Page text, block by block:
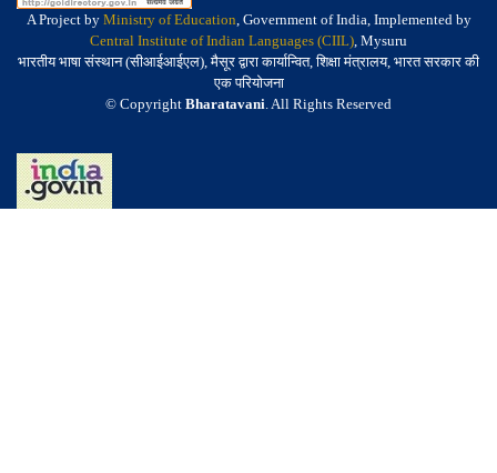
A Project by Ministry of Education, Government of India, Implemented by
Central Institute of Indian Languages (CIIL), Mysuru
भारतीय भाषा संस्थान (सीआईआईएल), मैसूर द्वारा कार्यान्वित, शिक्षा मंत्रालय, भारत सरकार की
एक परियोजना
© Copyright Bharatavani. All Rights Reserved